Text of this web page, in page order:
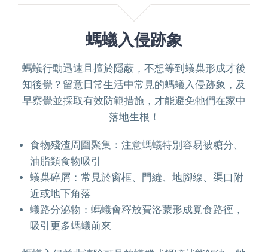
螞蟻入侵跡象
螞蟻行動迅速且擅於隱蔽，不想等到蟻巢形成才後
知後覺？留意日常生活中常見的螞蟻入侵跡象，及
早察覺並採取有效防範措施，才能避免牠們在家中
落地生根！
食物殘渣周圍聚集：注意螞蟻特別容易被糖分、
油脂類食物吸引
蟻巢碎屑：常見於窗框、門縫、地腳線、渠口附
近或地下角落
蟻路分泌物：螞蟻會釋放費洛蒙形成覓食路徑，
吸引更多螞蟻前來